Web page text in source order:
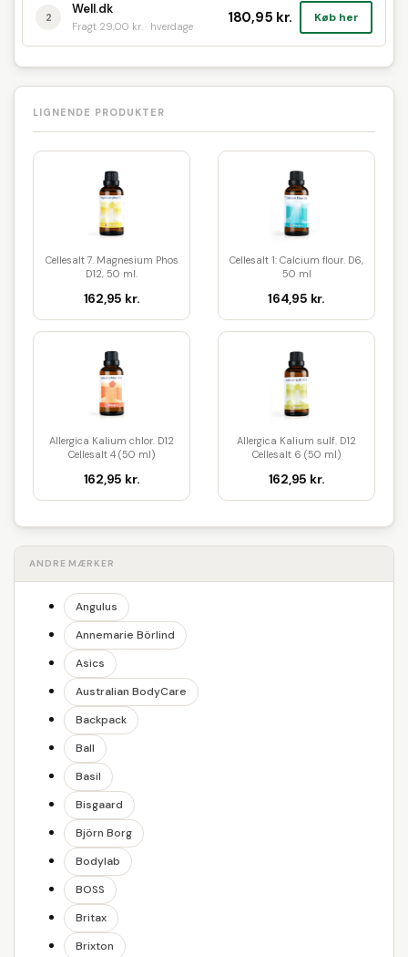
2
Well.dk
Fragt 29,00 kr. · hverdage 180,95 kr. Køb her
LIGNENDE PRODUKTER
Cellesalt 7. Magnesium Phos
D12, 50 ml.
162,95 kr.
Cellesalt 1: Calcium flour. D6,
50 ml
164,95 kr.
Allergica Kalium chlor. D12
Cellesalt 4 (50 ml)
162,95 kr.
Allergica Kalium sulf. D12
Cellesalt 6 (50 ml)
162,95 kr.
ANDRE MÆRKER
Angulus
Annemarie Börlind
Asics
Australian BodyCare
Backpack
Ball
Basil
Bisgaard
Björn Borg
Bodylab
BOSS
Britax
Brixton